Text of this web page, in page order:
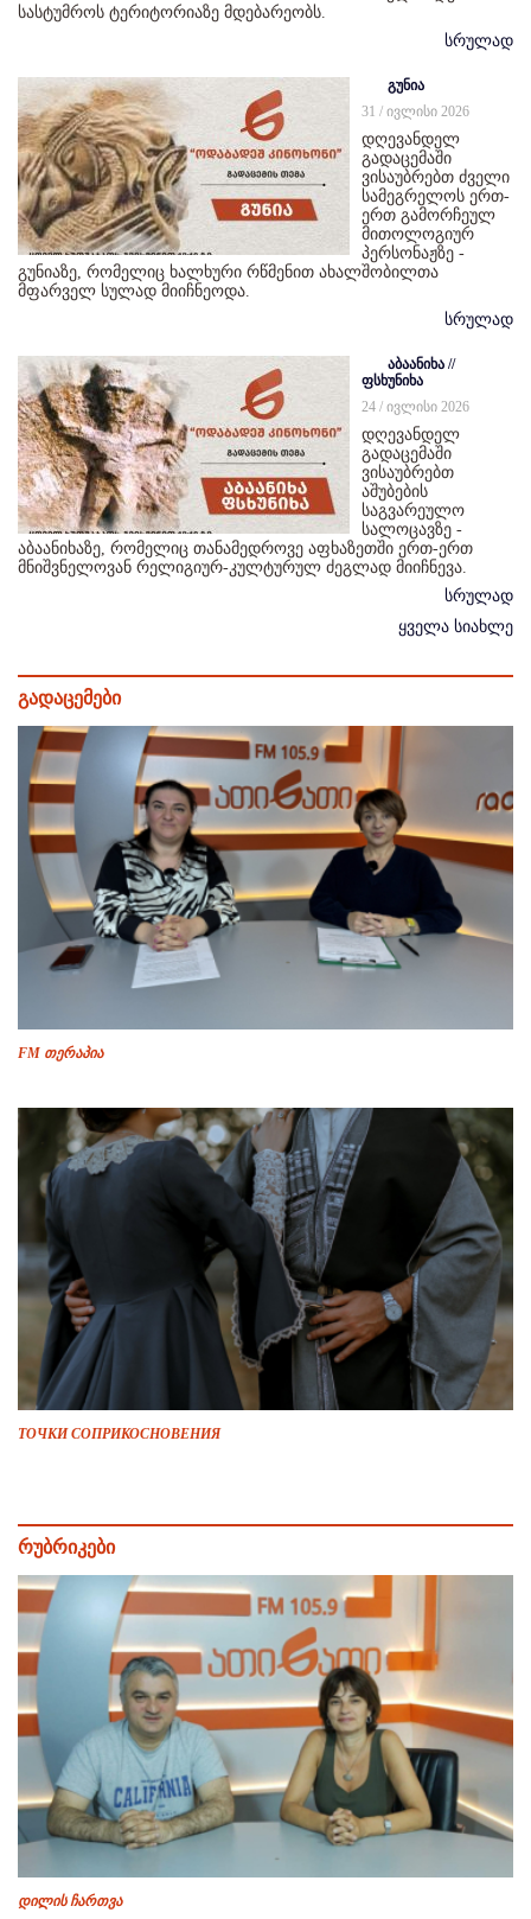
სასტუმროს ტერიტორიაზე მდებარეობს.
სრულად
გუნია
31 / ივლისი 2026
დღევანდელ
გადაცემაში
ვისაუბრებთ ძველი
სამეგრელოს ერთ-
ერთ გამორჩეულ
მითოლოგიურ
პერსონაჟზე -
გუნიაზე, რომელიც ხალხური რწმენით ახალშობილთა
მფარველ სულად მიიჩნეოდა.
სრულად
აბაანიხა //
ფსხუნიხა
24 / ივლისი 2026
დღევანდელ
გადაცემაში
ვისაუბრებთ
აშუბების
საგვარეულო
სალოცავზე -
აბაანიხაზე, რომელიც თანამედროვე აფხაზეთში ერთ-ერთ
მნიშვნელოვან რელიგიურ-კულტურულ ძეგლად მიიჩნევა.
სრულად
ყველა სიახლე
გადაცემები
FM თერაპია
ТОЧКИ СОПРИКОСНОВЕНИЯ
რუბრიკები
დილის ჩართვა